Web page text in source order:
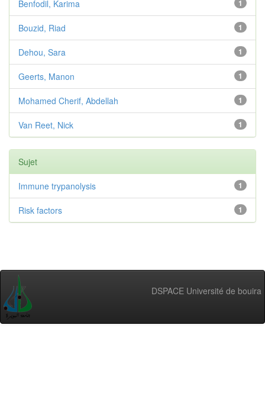
1
Benfodil, Karima
1
Bouzid, Riad
1
Dehou, Sara
1
Geerts, Manon
1
Mohamed Cherif, Abdellah
1
Van Reet, Nick
Sujet
1
Immune trypanolysis
1
Risk factors
DSPACE Université de bouira